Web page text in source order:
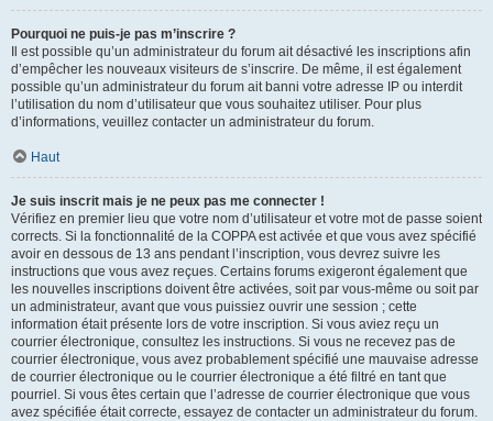
Pourquoi ne puis-je pas m’inscrire ?
Il est possible qu’un administrateur du forum ait désactivé les inscriptions afin
d’empêcher les nouveaux visiteurs de s’inscrire. De même, il est également
possible qu’un administrateur du forum ait banni votre adresse IP ou interdit
l’utilisation du nom d’utilisateur que vous souhaitez utiliser. Pour plus
d’informations, veuillez contacter un administrateur du forum.
Haut
Je suis inscrit mais je ne peux pas me connecter !
Vérifiez en premier lieu que votre nom d’utilisateur et votre mot de passe soient
corrects. Si la fonctionnalité de la COPPA est activée et que vous avez spécifié
avoir en dessous de 13 ans pendant l’inscription, vous devrez suivre les
instructions que vous avez reçues. Certains forums exigeront également que
les nouvelles inscriptions doivent être activées, soit par vous-même ou soit par
un administrateur, avant que vous puissiez ouvrir une session ; cette
information était présente lors de votre inscription. Si vous aviez reçu un
courrier électronique, consultez les instructions. Si vous ne recevez pas de
courrier électronique, vous avez probablement spécifié une mauvaise adresse
de courrier électronique ou le courrier électronique a été filtré en tant que
pourriel. Si vous êtes certain que l’adresse de courrier électronique que vous
avez spécifiée était correcte, essayez de contacter un administrateur du forum.